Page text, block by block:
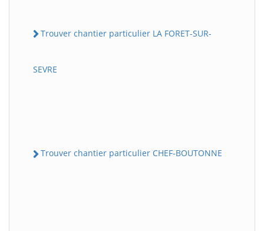
Trouver chantier particulier LA FORET-SUR-
SEVRE
Trouver chantier particulier CHEF-BOUTONNE